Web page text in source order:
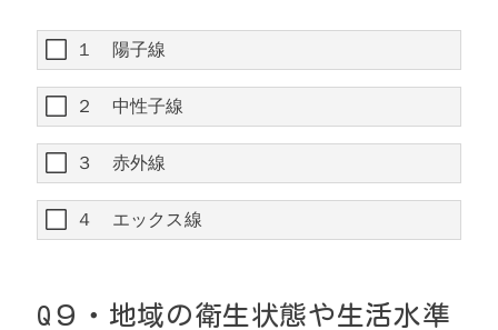
１ 陽子線
２ 中性子線
３ 赤外線
４ エックス線
Q９・地域の衛生状態や生活水準